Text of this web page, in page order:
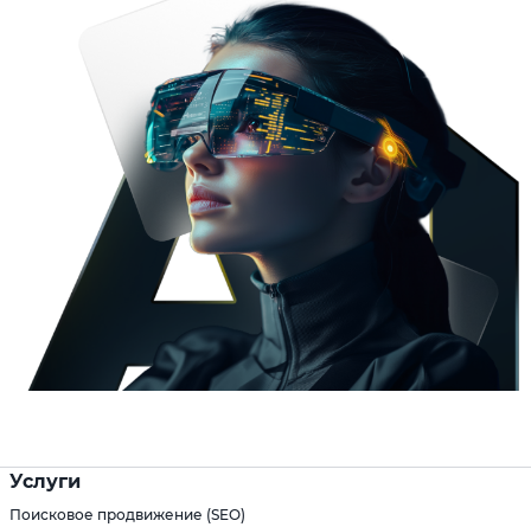
Услуги
Поисковое продвижение (SEO)